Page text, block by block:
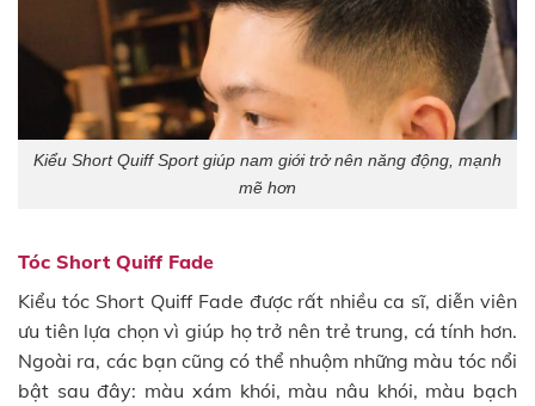
Kiểu Short Quiff Sport giúp nam giới trở nên năng động, mạnh
mẽ hơn
Tóc Short Quiff Fade
Kiểu tóc Short Quiff Fade được rất nhiều ca sĩ, diễn viên
ưu tiên lựa chọn vì giúp họ trở nên trẻ trung, cá tính hơn.
Ngoài ra, các bạn cũng có thể nhuộm những màu tóc nổi
bật sau đây: màu xám khói, màu nâu khói, màu bạch